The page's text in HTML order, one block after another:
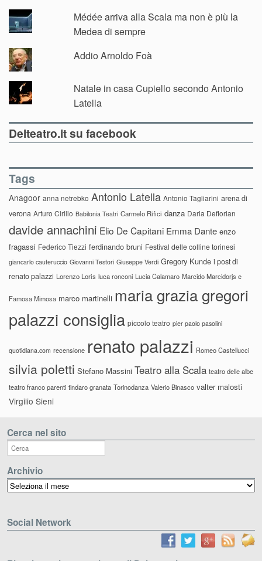
Médée arriva alla Scala ma non è più la
Medea di sempre
Addio Arnoldo Foà
Natale in casa Cupiello secondo Antonio
Latella
Delteatro.it su facebook
Tags
Anagoor anna netrebko Antonio Latella Antonio Tagliarini arena di
verona Arturo Cirillo Babilonia Teatri Carmelo Rifici danza Daria Deflorian
davide annachini Elio De Capitani Emma Dante enzo
fragassi Federico Tiezzi ferdinando bruni Festival delle colline torinesi
giancarlo cauteruccio Giovanni Testori Giuseppe Verdi Gregory Kunde i post di
renato palazzi Lorenzo Loris luca ronconi Lucia Calamaro Marcido Marcidorjs e
Famosa Mimosa marco martinelli maria grazia gregori
palazzi consiglia piccolo teatro pier paolo pasolini
quotidiana.com recensione renato palazzi Romeo Castellucci
silvia poletti Stefano Massini Teatro alla Scala teatro delle albe
teatro franco parenti tindaro granata Torinodanza Valerio Binasco valter malosti
Virgilio Sieni
Cerca nel sito
Archivio
Archivio
Social Network